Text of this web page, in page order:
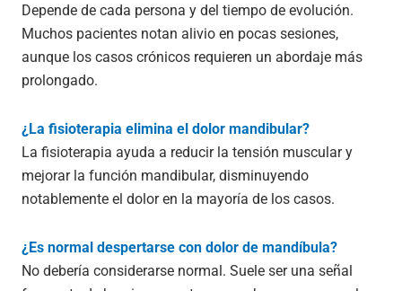
Depende de cada persona y del tiempo de evolución.
Muchos pacientes notan alivio en pocas sesiones,
aunque los casos crónicos requieren un abordaje más
prolongado.
¿La fisioterapia elimina el dolor mandibular?
La fisioterapia ayuda a reducir la tensión muscular y
mejorar la función mandibular, disminuyendo
notablemente el dolor en la mayoría de los casos.
¿Es normal despertarse con dolor de mandíbula?
No debería considerarse normal. Suele ser una señal